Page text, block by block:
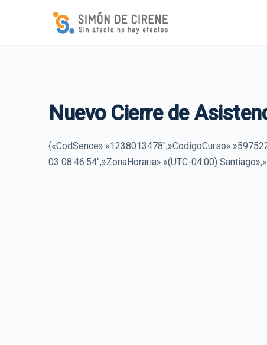
Nuevo Cierre de
03 08:46:54″,»ZonaHoraria»:»(UTC-04:00)